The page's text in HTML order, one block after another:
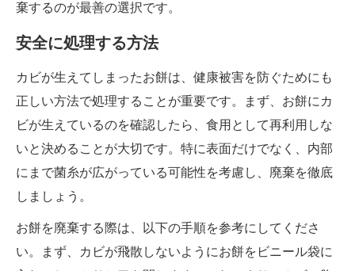
棄するのが最善の選択です。
安全に処理する方法
カビが生えてしまったお餅は、健康被害を防ぐためにも
正しい方法で処理することが重要です。まず、お餅にカ
ビが生えているのを確認したら、食用として再利用しな
いと決めることが大切です。特に表面だけでなく、内部
にまで菌糸が広がっている可能性を考慮し、廃棄を徹底
しましょう。
お餅を廃棄する際は、以下の手順を参考にしてくださ
い。まず、カビが飛散しないようにお餅をビニール袋に